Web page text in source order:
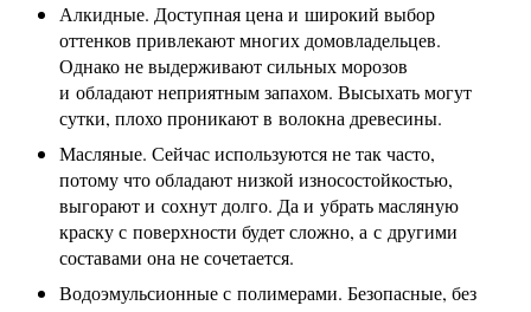
Алкидные. Доступная цена и широкий выбор
оттенков привлекают многих домовладельцев.
Однако не выдерживают сильных морозов
и обладают неприятным запахом. Высыхать могут
сутки, плохо проникают в волокна древесины.
Масляные. Сейчас используются не так часто,
потому что обладают низкой износостойкостью,
выгорают и сохнут долго. Да и убрать масляную
краску с поверхности будет сложно, а с другими
составами она не сочетается.
Водоэмульсионные с полимерами. Безопасные, без